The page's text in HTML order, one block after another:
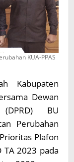
KUA-PPAS
Kabupaten
Dewan
BU
Perubahan
Plafon
TA 2023 pada